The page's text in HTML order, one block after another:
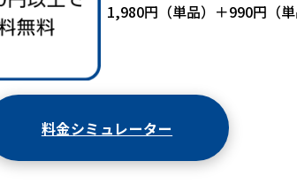
1,980円（単品）＋990円（
料金シミュレーター